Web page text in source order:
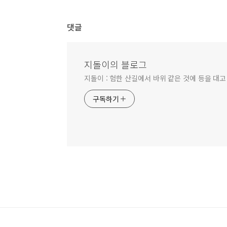
댓글
지돌이의 블로그
지돌이 : 험한 산길에서 바위 같은 것에 등을 대
구독하기